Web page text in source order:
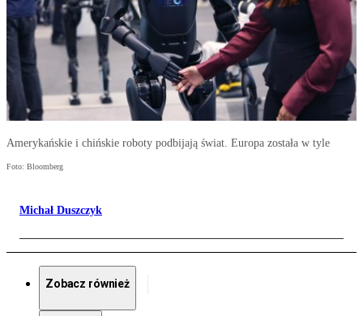
Amerykańskie i chińskie roboty podbijają świat. Europa została w tyle
Foto: Bloomberg
Michał Duszczyk
Zobacz również